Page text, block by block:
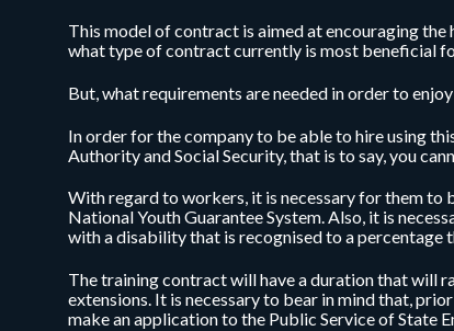
This model of contract is aimed at encouraging
what type of contract currently is most beneficial
But, what requirements are needed in order to
In order for the company to be able to hire using
Authority and Social Security, that is to say, you
With regard to workers, it is necessary for them to
National Youth Guarantee System. Also, it is
with a disability that is recognised to a percentage
The training contract will have a duration that will
extensions. It is necessary to bear in mind that,
make an application to the Public Service of State